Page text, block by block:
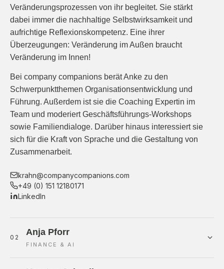
Veränderungsprozessen von ihr begleitet. Sie stärkt
dabei immer die nachhaltige Selbstwirksamkeit und
aufrichtige Reflexionskompetenz. Eine ihrer
Überzeugungen: Veränderung im Außen braucht
Veränderung im Innen!
Bei company companions berät Anke zu den
Schwerpunktthemen Organisationsentwicklung und
Führung. Außerdem ist sie die Coaching Expertin im
Team und moderiert Geschäftsführungs-Workshops
sowie Familiendialoge. Darüber hinaus interessiert sie
sich für die Kraft von Sprache und die Gestaltung von
Zusammenarbeit.
krahn@companycompanions.com
+49 (0) 151 12180171
LinkedIn
02
Anja Pforr
FINANCE & AI